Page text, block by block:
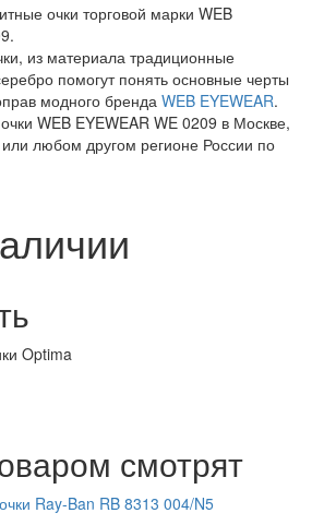
очки торговой марки WEB
из материала традиционные
помогут понять основные черты
модного бренда WEB EYEWEAR.
WEB EYEWEAR WE 0209 в Москве,
любом другом регионе России по
Optima
смотрят
Ray-Ban RB 8313 004/N5